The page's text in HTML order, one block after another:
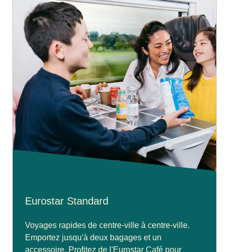
Eurostar Standard
Voyages rapides de centre-ville à centre-ville.
Emportez jusqu'à deux bagages et un
accessoire. Profitez de l'Eurostar Café pour